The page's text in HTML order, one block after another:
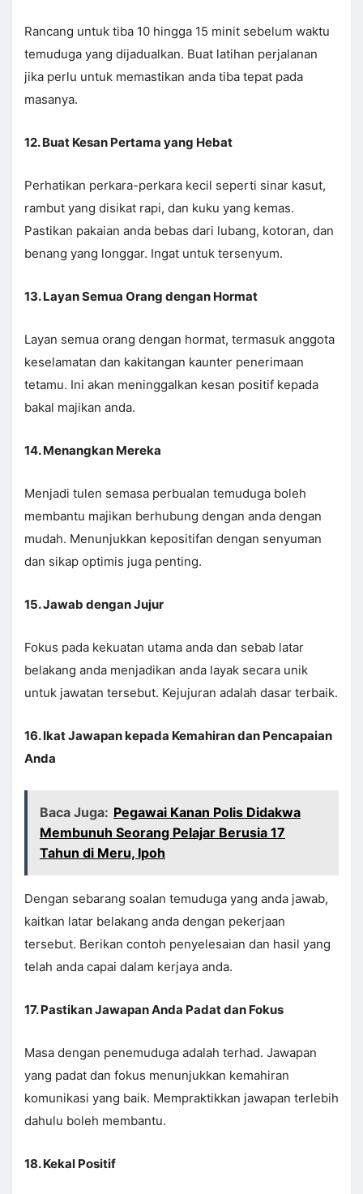
Rancang untuk tiba 10 hingga 15 minit sebelum waktu
temuduga yang dijadualkan. Buat latihan perjalanan
jika perlu untuk memastikan anda tiba tepat pada
masanya.
12. Buat Kesan Pertama yang Hebat
Perhatikan perkara-perkara kecil seperti sinar kasut,
rambut yang disikat rapi, dan kuku yang kemas.
Pastikan pakaian anda bebas dari lubang, kotoran, dan
benang yang longgar. Ingat untuk tersenyum.
13. Layan Semua Orang dengan Hormat
Layan semua orang dengan hormat, termasuk anggota
keselamatan dan kakitangan kaunter penerimaan
tetamu. Ini akan meninggalkan kesan positif kepada
bakal majikan anda.
14. Menangkan Mereka
Menjadi tulen semasa perbualan temuduga boleh
membantu majikan berhubung dengan anda dengan
mudah. Menunjukkan kepositifan dengan senyuman
dan sikap optimis juga penting.
15. Jawab dengan Jujur
Fokus pada kekuatan utama anda dan sebab latar
belakang anda menjadikan anda layak secara unik
untuk jawatan tersebut. Kejujuran adalah dasar terbaik.
16. Ikat Jawapan kepada Kemahiran dan Pencapaian
Anda
Baca Juga: Pegawai Kanan Polis Didakwa
Membunuh Seorang Pelajar Berusia 17
Tahun di Meru, Ipoh
Dengan sebarang soalan temuduga yang anda jawab,
kaitkan latar belakang anda dengan pekerjaan
tersebut. Berikan contoh penyelesaian dan hasil yang
telah anda capai dalam kerjaya anda.
17. Pastikan Jawapan Anda Padat dan Fokus
Masa dengan penemuduga adalah terhad. Jawapan
yang padat dan fokus menunjukkan kemahiran
komunikasi yang baik. Mempraktikkan jawapan terlebih
dahulu boleh membantu.
18. Kekal Positif